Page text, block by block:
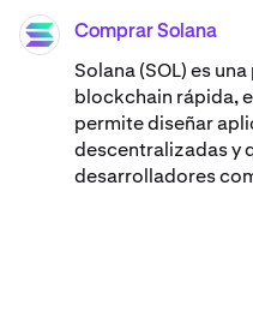
SOL Comprar Solana
Solana (SOL) es
blockchain rápida,
permite diseñar
descentralizadas y
desarrolladores